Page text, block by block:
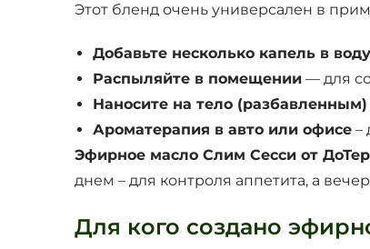
Этот бленд очень универсален в
Добавьте несколько капель в воду
Распыляйте в помещении — для
Наносите на тело (разбавленным)
Ароматерапия в авто или офисе –
Эфирное масло Слим Сесси от
днем ​​– для контроля аппетита, а
Для кого создано